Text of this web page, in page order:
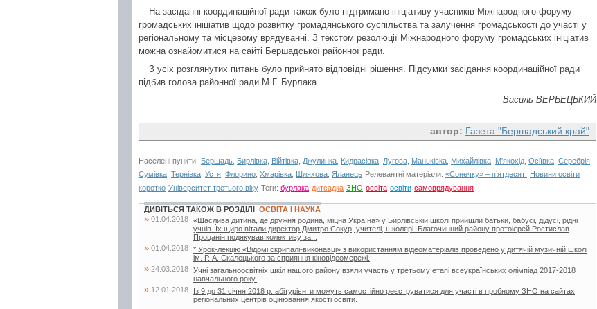
На засіданні координаційної ради також було підтримано ініціативу учасників Міжнародного форуму
громадських ініціатив щодо розвитку громадянського суспільства та залучення громадськості до участі у
регіональному та місцевому врядуванні. З текстом резолюції Міжнародного форуму громадських ініціатив
можна ознайомитися на сайті Бершадської районної ради.
З усіх розглянутих питань було прийнято відповідні рішення. Підсумки засідання координаційної ради
підбив голова районної ради М.Г. Бурлака.
Василь ВЕРБЕЦЬКИЙ
автор: Газета "Бершадський край"
Населені пункти: Бершадь Бирлівка Війтівка Джулинка Кидрасівка Лугова Маньківка Михайлівка М'якохід Осіївка Серебрія
Сумівка Тернівка Устя Флорино Хмарівка Шляхова Яланець Релевантні матеріали: «Сонечку» – п’ятдесят! Новини освіти
коротко Університет третього віку Теги: бурлака дитсадка ЗНО освіта освіти самоврядування
ДИВІТЬСЯ ТАКОЖ В РОЗДІЛІ ОСВІТА І НАУКА
» 01.04.2018 «Щаслива дитина, де дружня родина, міцна Україна» у Бирлівській школі прийшли батьки, бабусі, дідусі, рідні
учнів. Їх щиро вітали директор Дмитро Сокур, учителі, школярі. Благочинний району протоієрей Ростислав
Процанін подякував колективу за...
» 01.04.2018 * Урок-лекцію «Відомі скрипалі-виконавці» з використанням відеоматеріалів проведено у дитячій музичній школі
ім. Р. А. Скалецького за сприяння кіновідеомережі.
» 24.03.2018 Учні загальноосвітніх шкіл нашого району взяли участь у третьому етапі всеукраїнських олімпіад 2017-2018
навчального року.
» 12.01.2018
Із 9 до 31 січня 2018 р. абітурієнти можуть самостійно реєструватися для участі в пробному ЗНО на сайтах
регіональних центрів оцінювання якості освіти.